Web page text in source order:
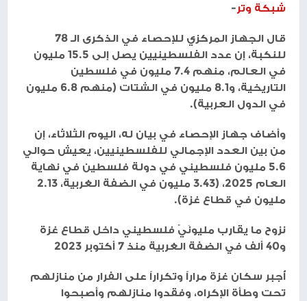
شبكة وتر -
قال الجهاز المركزي للإحصاء في الذكرى الـ 78
للنكبة، إن عدد الفلسطينيين يصل إلى 15.5 مليون
في العالم، منهم 7.4 مليون في فلسطين
التاريخية، و8.1 مليون في الشتات (منهم 6.8 مليون
في الدول العربية).
وأضاف جهاز الإحصاء في بيان له، اليوم الثلاثاء، إن
من بين العدد الإجمالي للفلسطينيين، يعيش حوالي
5.6 مليون فلسطيني في دولة فلسطين في نهاية
العام 2025، (3.43 مليون في الضفة الغربية، 2.13
مليون في قطاع غزة).
نزوح ما يقارب مليونَيْ فلسطيني داخل قطاع غزة
و40 ألف في الضفة الغربية منذ 7 أكتوبر 2023
أُجبر سكان غزة مراراً وتكراراً على الفرار من منازلهم
تحت وطأة الإكراه، وفقدوا منازلهم وأصبحوا